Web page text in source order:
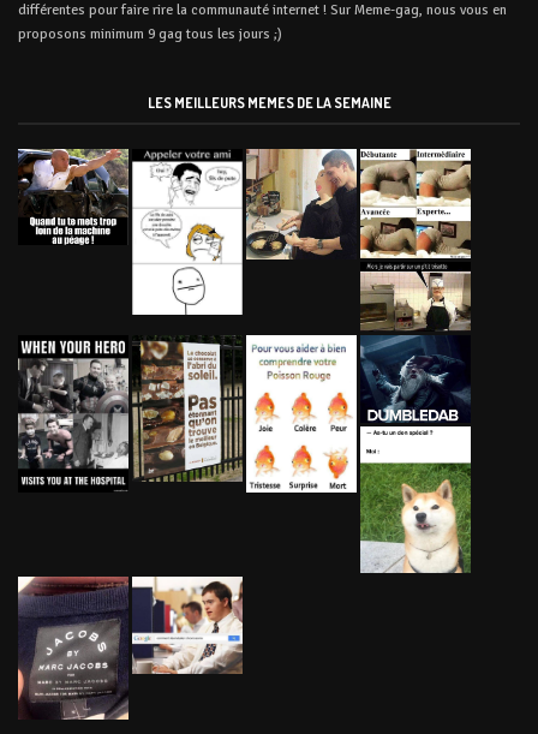
différentes pour faire rire la communauté internet ! Sur Meme-gag, nous vous en
proposons minimum 9 gag tous les jours ;)
LES MEILLEURS MEMES DE LA SEMAINE